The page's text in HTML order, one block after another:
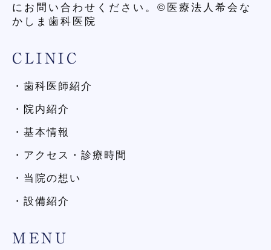
にお問い合わせください。©医療法人希会な
かしま歯科医院
CLINIC
・歯科医師紹介
・院内紹介
・基本情報
・アクセス・診療時間
・当院の想い
・設備紹介
MENU